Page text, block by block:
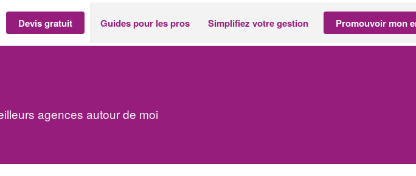
Devis gratuit Guides pour les pros Simplifiez votre gestion Promouvoir mon
agences autour de moi